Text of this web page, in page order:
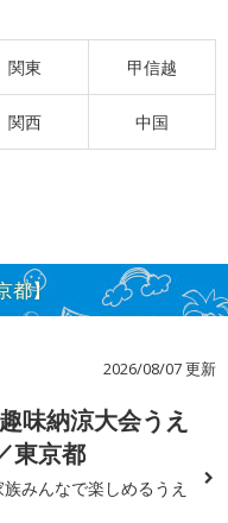
関東 甲信越
関西 中国
都】
2026/08/07 更新
味納涼大会うえ
東京都
みんなで楽しめるうえ